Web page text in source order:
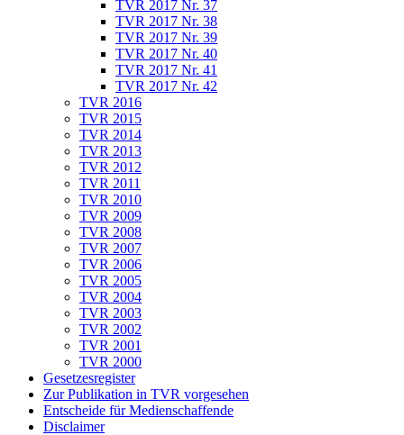
TVR 2017 Nr. 37
TVR 2017 Nr. 38
TVR 2017 Nr. 39
TVR 2017 Nr. 40
TVR 2017 Nr. 41
TVR 2017 Nr. 42
TVR 2016
TVR 2015
TVR 2014
TVR 2013
TVR 2012
TVR 2011
TVR 2010
TVR 2009
TVR 2008
TVR 2007
TVR 2006
TVR 2005
TVR 2004
TVR 2003
TVR 2002
TVR 2001
TVR 2000
Gesetzesregister
Zur Publikation in TVR vorgesehen
Entscheide für Medienschaffende
Disclaimer